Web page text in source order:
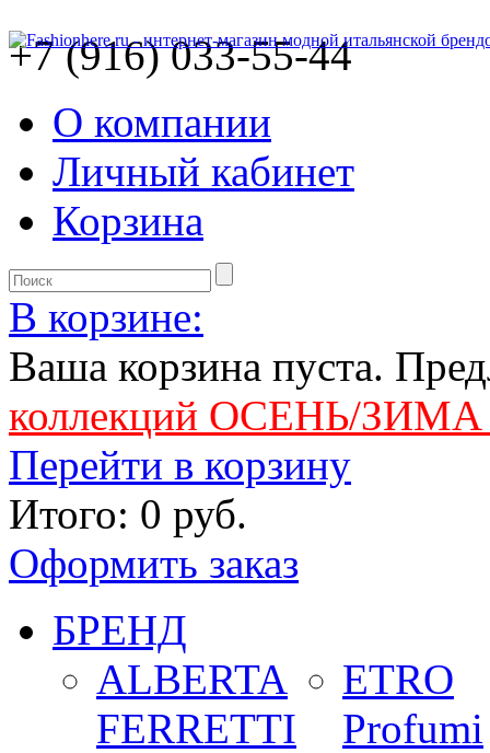
+7 (916) 033-55-44
О компании
Личный кабинет
Корзина
В корзине:
Ваша корзина пуста.
коллекций ОСЕНЬ/ЗИМА
Перейти в корзину
Итого: 0 руб.
Оформить заказ
БРЕНД
ALBERTA
FERRETTI
ETRO
Profumi